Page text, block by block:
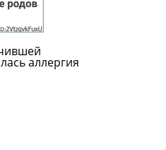
аллергия